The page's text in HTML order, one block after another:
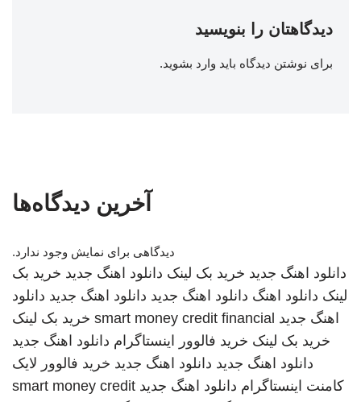
دیدگاهتان را بنویسید
برای نوشتن دیدگاه باید وارد بشوید.
آخرین دیدگاه‌ها
دیدگاهی برای نمایش وجود ندارد.
دانلود اهنگ جدید خرید بک لینک دانلود اهنگ جدید خرید بک
لینک دانلود اهنگ دانلود اهنگ جدید دانلود اهنگ جدید دانلود
اهنگ جدید smart money credit financial خرید بک لینک
خرید بک لینک خرید فالوور اینستاگرام دانلود اهنگ جدید
دانلود اهنگ جدید دانلود اهنگ جدید خرید فالوور لایک
کامنت اینستاگرام دانلود اهنگ جدید smart money credit